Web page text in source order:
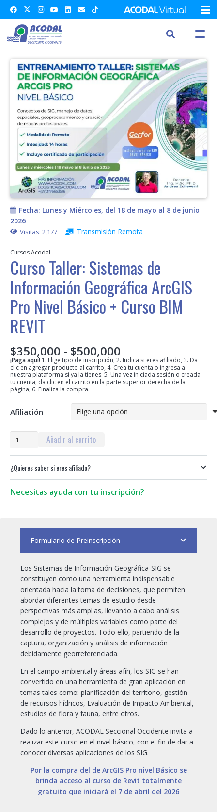
Fecha: Lunes y Miércoles, del 18 de mayo al 8 de junio
2026
Visitas:2,177 Transmisión Remota
Cursos Acodal
Curso Taller: Sistemas de
Información Geográfica ArcGIS
Pro Nivel Básico + Curso BIM
REVIT
$350,000 - $500,000
de
precios:
desde
hasta
$500,000
¡Paga aquí! 1. Elige tipo de inscripción, 2. Indica si eres afiliado, 3. Da
clic en agregar producto al carrito, 4. Crea tu cuenta o ingresa a
nuestra plataforma si ya la tienes. 5. Una vez iniciada sesión o creada
tu cuenta, da clic en el carrito en la parte superior derecha de la
página, 6. Finaliza la compra.
Afiliación
Curso
Sistemas
de
Información
Geográfica
Curso
BIM
cantidad
Añadir al carrito
¿Quieres saber si eres afiliado?
Necesitas ayuda con tu inscripción?
Formulario de Preinscripción
Los Sistemas de Información Geográfica-SIG se
constituyen como una herramienta indispensable
orientada hacia la toma de decisiones, que permiten
abordar diferentes temas de estudio desde
perspectivas más amplias, llevando a cabo análisis
complejos y de múltiples variables como parte del
desarrollo de proyectos. Todo ello, partiendo de la
captura, organización y análisis de información
debidamente georreferenciada.
En el campo ambiental y áreas afín, los SIG se han
convertido en una herramienta de gran aplicación en
temas tales como: planificación del territorio, gestión
de recursos hídricos, Evaluación de Impacto Ambiental,
estudios de flora y fauna, entre otros.
Dado lo anterior, ACODAL Seccional Occidente invita a
realizar este curso en el nivel básico, con el fin de dar a
conocer diversas aplicaciones de los SIG.
Por la compra del de ArcGIS Pro nivel Básico se
brinda acceso al curso de Revit totalmente
gratuito que iniciará el 7 de abril del 2026